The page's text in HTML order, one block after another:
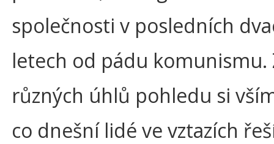
společnosti v posledních
letech od pádu komunismu.
různých úhlů pohledu si
co dnešní lidé ve vztazích